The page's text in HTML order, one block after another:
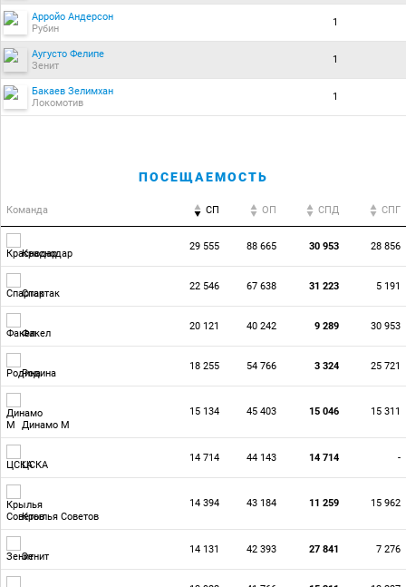
Арройо Андерсон
Рубин
1
Аугусто Фелипе
Зенит
1
Бакаев Зелимхан
Локомотив
1
ПОСЕЩАЕМОСТЬ
Команда СП ОП CПД CПГ
Краснодар
29 555 88 665 30 953 28 856
Спартак
22 546 67 638 31 223 5 191
Факел
20 121 40 242 9 289 30 953
Родина
18 255 54 766 3 324 25 721
Динамо М
15 134 45 403 15 046 15 311
ЦСКА
14 714 44 143 14 714 -
Крылья Советов
14 394 43 184 11 259 15 962
Зенит
14 131 42 393 27 841 7 276